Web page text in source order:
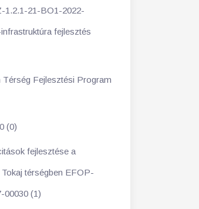
1.2.1-21-BO1-2022-
fejlesztés
Térség Fejlesztési Program
(0)
fejlesztése a
térségben EFOP-
00030 (1)